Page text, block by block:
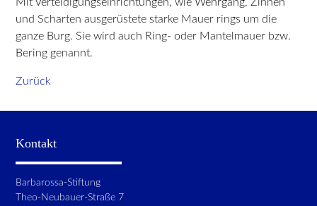
und Scharten ausgerüstete starke Mauer rings um die
ganze Burg. Sie wird auch Ring- oder Mantelmauer bzw.
Bering genannt.
Zurück
Kontakt
Barbarossa-Stiftung
Theo-Neubauer-Straße 7